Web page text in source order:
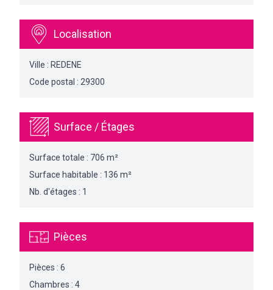
Localisation
Ville : REDENE
Code postal : 29300
Surface / Étages
Surface totale : 706 m²
Surface habitable : 136 m²
Nb. d'étages : 1
Pièces
Pièces : 6
Chambres : 4